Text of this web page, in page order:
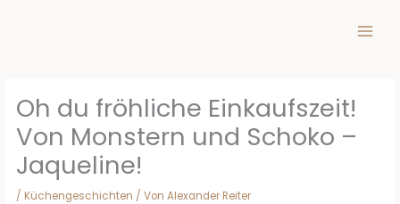
Oh du fröhliche Einkaufszeit!
Von Monstern und Schoko –
Jaqueline!
/ Küchengeschichten / VonAlexander Reiter